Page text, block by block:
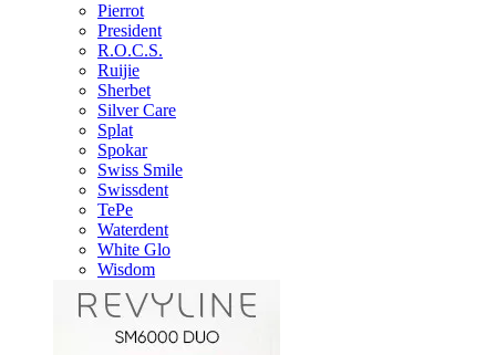
Pierrot
President
R.O.C.S.
Ruijie
Sherbet
Silver Care
Splat
Spokar
Swiss Smile
Swissdent
TePe
Waterdent
White Glo
Wisdom